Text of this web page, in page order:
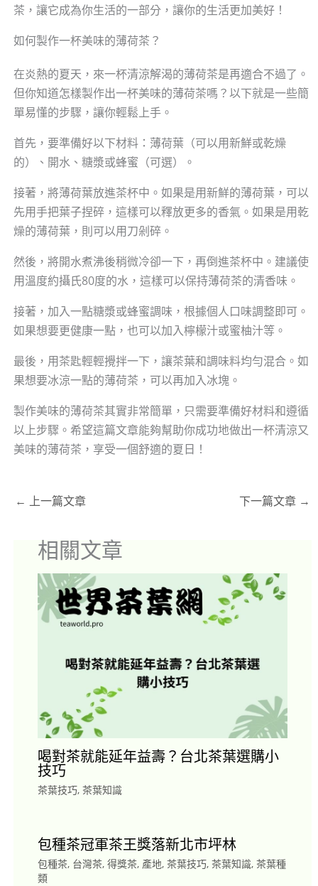
茶，讓它成為你生活的一部分，讓你的生活更加美好！
如何製作一杯美味的薄荷茶？
在炎熱的夏天，來一杯清涼解渴的薄荷茶是再適合不過了。
但你知道怎樣製作出一杯美味的薄荷茶嗎？以下就是一些簡
單易懂的步驟，讓你輕鬆上手。
首先，要準備好以下材料：薄荷葉（可以用新鮮或乾燥
的）、開水、糖漿或蜂蜜（可選）。
接著，將薄荷葉放進茶杯中。如果是用新鮮的薄荷葉，可以
先用手把葉子捏碎，這樣可以釋放更多的香氣。如果是用乾
燥的薄荷葉，則可以用刀剁碎。
然後，將開水煮沸後稍微冷卻一下，再倒進茶杯中。建議使
用溫度約攝氏80度的水，這樣可以保持薄荷茶的清香味。
接著，加入一點糖漿或蜂蜜調味，根據個人口味調整即可。
如果想要更健康一點，也可以加入檸檬汁或蜜柚汁等。
最後，用茶匙輕輕攪拌一下，讓茶葉和調味料均勻混合。如
果想要冰涼一點的薄荷茶，可以再加入冰塊。
製作美味的薄荷茶其實非常簡單，只需要準備好材料和遵循
以上步驟。希望這篇文章能夠幫助你成功地做出一杯清涼又
美味的薄荷茶，享受一個舒適的夏日！
← 上一篇文章 下一篇文章 →
相關文章
喝對茶就能延年益壽？台北茶葉選購小
技巧
茶葉技巧, 茶葉知識
包種茶冠軍茶王獎落新北市坪林
包種茶, 台灣茶, 得獎茶, 產地, 茶葉技巧, 茶葉知識, 茶葉種
類